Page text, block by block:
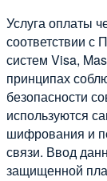
Услуга оплаты
соответствии
систем Visa,
принципах
безопасности
используются
шифрования и
связи. Ввод
защищенной